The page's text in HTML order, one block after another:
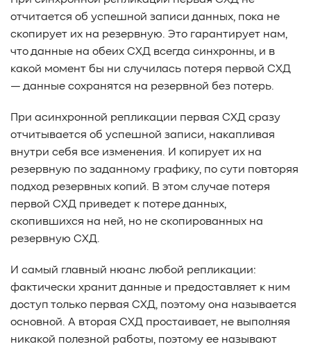
отчитается об успешной записи данных, пока не
скопирует их на резервную. Это гарантирует нам,
что данные на обеих СХД всегда синхронны, и в
какой момент бы ни случилась потеря первой СХД
— данные сохранятся на резервной без потерь.
При асинхронной репликации первая СХД сразу
отчитывается об успешной записи, накапливая
внутри себя все изменения. И копирует их на
резервную по заданному графику, по сути повторяя
подход резервных копий. В этом случае потеря
первой СХД приведет к потере данных,
скопившихся на ней, но не скопированных на
резервную СХД.
И самый главный нюанс любой репликации:
фактически хранит данные и предоставляет к ним
доступ только первая СХД, поэтому она называется
основной. А вторая СХД простаивает, не выполняя
никакой полезной работы, поэтому ее называют